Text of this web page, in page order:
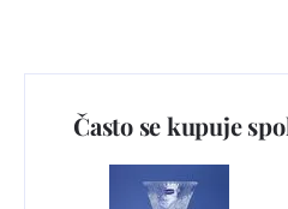
Často se kupuje